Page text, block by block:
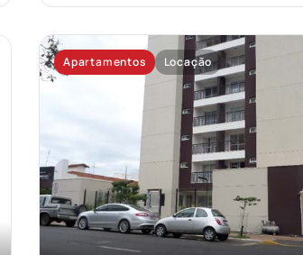
Apartamentos Locação